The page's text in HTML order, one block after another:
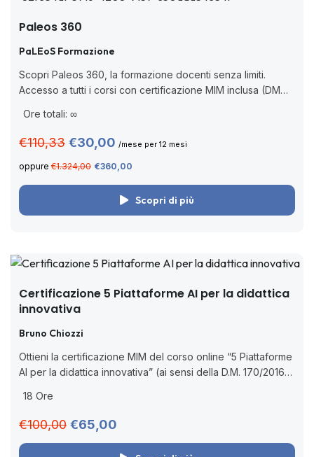
Paleos 360
PaLEoS Formazione
Scopri Paleos 360, la formazione docenti senza limiti.
Accesso a tutti i corsi con certificazione MIM inclusa (DM
scadenza. Cos’è Paleos 360? Paleos 360...
Ore totali: ∞
€110,33 €30,00 /mese per 12 mesi
oppure €1.324,00 €360,00
Scopri di più
Certificazione 5 Piattaforme AI per la didattica
innovativa
Bruno Chiozzi
Ottieni la certificazione MIM del corso online “5 Piattaforme
AI per la didattica innovativa” (ai sensi della D.M. 170/2016).
Curipod e SchoolAI. ...
18 Ore
€100,00 €65,00